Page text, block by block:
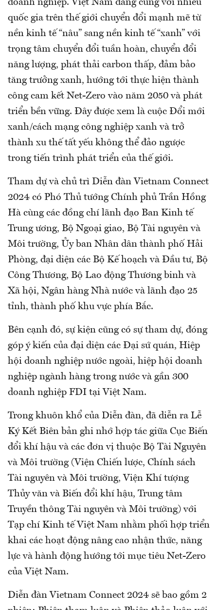
doanh nghiệp. Việt Nam đang cùng với nhiều
quốc gia trên thế giới chuyển đổi mạnh mẽ từ
nền kinh tế “nâu” sang nền kinh tế “xanh” với
trọng tâm chuyển đổi tuần hoàn, chuyển đổi
năng lượng, phát thải carbon thấp, đảm bảo
tăng trưởng xanh, hướng tới thực hiện thành
công cam kết Net-Zero vào năm 2050 và phát
triển bền vững. Đây được xem là cuộc Đổi mới
xanh/cách mạng công nghiệp xanh và trở
thành xu thế tất yếu không thể đảo ngược
trong tiến trình phát triển của thế giới.
Tham dự và chủ trì Diễn đàn Vietnam Connect
2024 có Phó Thủ tướng Chính phủ Trần Hồng
Hà cùng các đồng chí lãnh đạo Ban Kinh tế
Trung ương, Bộ Ngoại giao, Bộ Tài nguyên và
Môi trường, Ủy ban Nhân dân thành phố Hải
Phòng, đại diện các Bộ Kế hoạch và Đầu tư, Bộ
Công Thương, Bộ Lao động Thương binh và
Xã hội, Ngân hàng Nhà nước và lãnh đạo 25
tỉnh, thành phố khu vực phía Bắc.
Bên cạnh đó, sự kiện cũng có sự tham dự, đóng
góp ý kiến của đại diện các Đại sứ quán, Hiệp
hội doanh nghiệp nước ngoài, hiệp hội doanh
nghiệp ngành hàng trong nước và gần 300
doanh nghiệp FDI tại Việt Nam.
Trong khuôn khổ của Diễn đàn, đã diễn ra Lễ
Ký Kết Biên bản ghi nhớ hợp tác giữa Cục Biến
đổi khí hậu và các đơn vị thuộc Bộ Tài Nguyên
và Môi trường (Viện Chiến lược, Chính sách
Tài nguyên và Môi trường, Viện Khí tượng
Thủy văn và Biến đổi khí hậu, Trung tâm
Truyền thông Tài nguyên và Môi trường) với
Tạp chí Kinh tế Việt Nam nhằm phối hợp triển
khai các hoạt động nâng cao nhận thức, năng
lực và hành động hướng tới mục tiêu Net-Zero
của Việt Nam.
Diễn đàn Vietnam Connect 2024 sẽ bao gồm 2